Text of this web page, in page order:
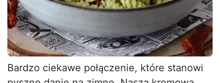
Bardzo ciekawe połączenie, które stanowi